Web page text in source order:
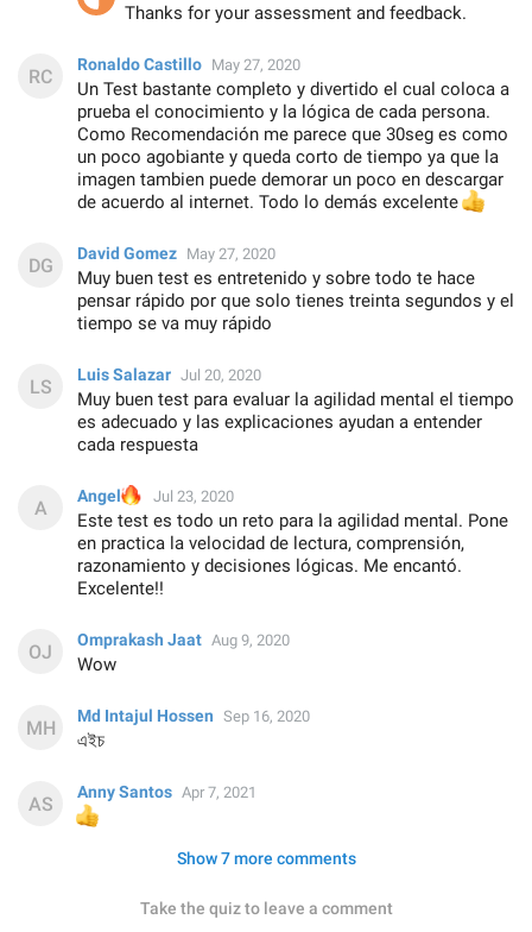
Thanks for your assessment and feedback.
Ronaldo Castillo May 27, 2020
Un Test bastante completo y divertido el cual coloca a
prueba el conocimiento y la lógica de cada persona.
Como Recomendación me parece que 30seg es como
un poco agobiante y queda corto de tiempo ya que la
imagen tambien puede demorar un poco en descargar
de acuerdo al internet. Todo lo demás excelente
👍
David Gomez May 27, 2020
Muy buen test es entretenido y sobre todo te hace
pensar rápido por que solo tienes treinta segundos y el
tiempo se va muy rápido
Luis Salazar Jul 20, 2020
Muy buen test para evaluar la agilidad mental el tiempo
es adecuado y las explicaciones ayudan a entender
cada respuesta
Angel Jul 23, 2020
Este test es todo un reto para la agilidad mental. Pone
en practica la velocidad de lectura, comprensión,
razonamiento y decisiones lógicas. Me encantó.
Excelente!!
Omprakash Jaat Aug 9, 2020
Wow
Md Intajul Hossen Sep 16, 2020
এইচ
Anny Santos Apr 7, 2021
Show 7 more comments
Take the quiz to leave a comment